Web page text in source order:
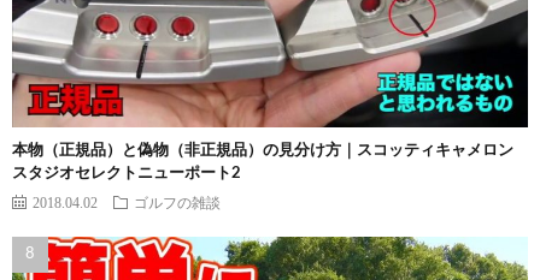
本物（正規品）と偽物（非正規品）の見分け方｜スコッティキャメロン
スタジオセレクトニューポート2
2018.04.02 ゴルフの雑談